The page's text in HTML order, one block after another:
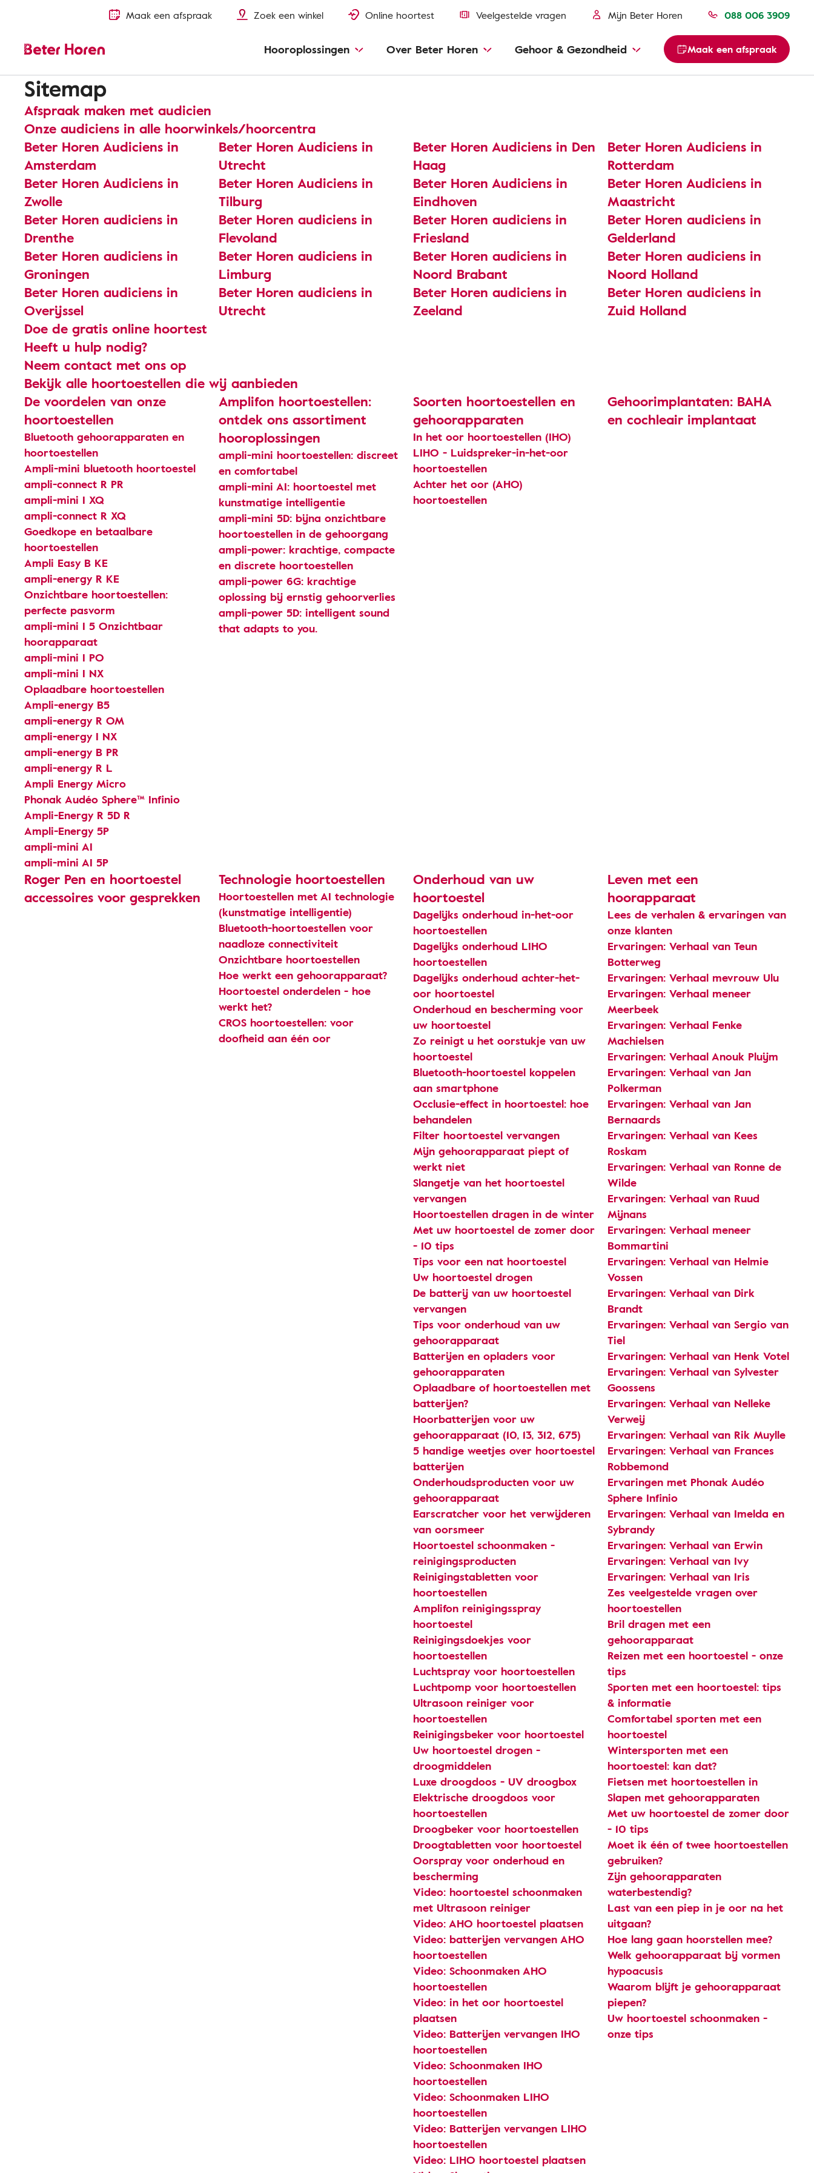
Maak een afspraak Zoek een winkel Online hoortest Veelgestelde vragen Mijn Beter Horen 088 006 3909
Hooroplossingen Over Beter Horen Gehoor & Gezondheid Maak een afspraak
Sitemap
Afspraak maken met audicien
Onze audiciens in alle hoorwinkels/hoorcentra
Beter Horen Audiciens in
Amsterdam
Beter Horen Audiciens in
Utrecht
Beter Horen Audiciens in Den
Haag
Beter Horen Audiciens in
Rotterdam
Beter Horen Audiciens in
Zwolle
Beter Horen Audiciens in
Tilburg
Beter Horen Audiciens in
Eindhoven
Beter Horen Audiciens in
Maastricht
Beter Horen audiciens in
Drenthe
Beter Horen audiciens in
Flevoland
Beter Horen audiciens in
Friesland
Beter Horen audiciens in
Gelderland
Beter Horen audiciens in
Groningen
Beter Horen audiciens in
Limburg
Beter Horen audiciens in
Noord Brabant
Beter Horen audiciens in
Noord Holland
Beter Horen audiciens in
Overijssel
Beter Horen audiciens in
Utrecht
Beter Horen audiciens in
Zeeland
Beter Horen audiciens in
Zuid Holland
Doe de gratis online hoortest
Heeft u hulp nodig?
Neem contact met ons op
Bekijk alle hoortoestellen die wij aanbieden
De voordelen van onze
hoortoestellen
Bluetooth gehoorapparaten en
hoortoestellen
Ampli-mini bluetooth hoortoestel
ampli-connect R PR
ampli-mini I XQ
ampli-connect R XQ
Goedkope en betaalbare
hoortoestellen
Ampli Easy B KE
ampli-energy R KE
Onzichtbare hoortoestellen:
perfecte pasvorm
ampli-mini I 5 Onzichtbaar
hoorapparaat
ampli-mini I PO
ampli-mini I NX
Oplaadbare hoortoestellen
Ampli-energy B5
ampli-energy R OM
ampli-energy I NX
ampli-energy B PR
ampli-energy R L
Ampli Energy Micro
Phonak Audéo Sphere™ Infinio
Ampli-Energy R 5D R​
Ampli-Energy 5P​
ampli-mini AI
ampli-mini AI 5P
Amplifon hoortoestellen:
ontdek ons assortiment
hooroplossingen
ampli-mini hoortoestellen: discreet
en comfortabel
ampli-mini AI: hoortoestel met
kunstmatige intelligentie
ampli-mini 5D: bijna onzichtbare
hoortoestellen in de gehoorgang
ampli-power: krachtige, compacte
en discrete hoortoestellen
ampli-power 6G: krachtige
oplossing bij ernstig gehoorverlies
ampli-power 5D: intelligent sound
that adapts to you.
Soorten hoortoestellen en
gehoorapparaten
In het oor hoortoestellen (IHO)
LIHO - Luidspreker-in-het-oor
hoortoestellen
Achter het oor (AHO)
hoortoestellen
Gehoorimplantaten: BAHA
en cochleair implantaat
Roger Pen en hoortoestel
accessoires voor gesprekken
Technologie hoortoestellen
Hoortoestellen met AI technologie
(kunstmatige intelligentie)
Bluetooth-hoortoestellen voor
naadloze connectiviteit
Onzichtbare hoortoestellen
Hoe werkt een gehoorapparaat?
Hoortoestel onderdelen - hoe
werkt het?
CROS hoortoestellen: voor
doofheid aan één oor
Onderhoud van uw
hoortoestel
Dagelijks onderhoud in-het-oor
hoortoestellen
Dagelijks onderhoud LIHO
hoortoestellen
Dagelijks onderhoud achter-het-
oor hoortoestel
Onderhoud en bescherming voor
uw hoortoestel
Zo reinigt u het oorstukje van uw
hoortoestel
Bluetooth-hoortoestel koppelen
aan smartphone
Occlusie-effect in hoortoestel: hoe
behandelen
Filter hoortoestel vervangen
Mijn gehoorapparaat piept of
werkt niet
Slangetje van het hoortoestel
vervangen
Hoortoestellen dragen in de winter
Met uw hoortoestel de zomer door
- 10 tips
Tips voor een nat hoortoestel
Uw hoortoestel drogen
De batterij van uw hoortoestel
vervangen
Tips voor onderhoud van uw
gehoorapparaat
Batterijen en opladers voor
gehoorapparaten
Oplaadbare of hoortoestellen met
batterijen?
Hoorbatterijen voor uw
gehoorapparaat (10, 13, 312, 675)
5 handige weetjes over hoortoestel
batterijen
Onderhoudsproducten voor uw
gehoorapparaat
Earscratcher voor het verwijderen
van oorsmeer
Hoortoestel schoonmaken -
reinigingsproducten
Reinigingstabletten voor
hoortoestellen
Amplifon reinigingsspray
hoortoestel
Reinigingsdoekjes voor
hoortoestellen
Luchtspray voor hoortoestellen
Luchtpomp voor hoortoestellen
Ultrasoon reiniger voor
hoortoestellen
Reinigingsbeker voor hoortoestel
Uw hoortoestel drogen -
droogmiddelen
Luxe droogdoos - UV droogbox
Elektrische droogdoos voor
hoortoestellen
Droogbeker voor hoortoestellen
Droogtabletten voor hoortoestel
Oorspray voor onderhoud en
bescherming
Video: hoortoestel schoonmaken
met Ultrasoon reiniger
Video: AHO hoortoestel plaatsen
Video: batterijen vervangen AHO
hoortoestellen
Video: Schoonmaken AHO
hoortoestellen
Video: in het oor hoortoestel
plaatsen
Video: Batterijen vervangen IHO
hoortoestellen
Video: Schoonmaken IHO
hoortoestellen
Video: Schoonmaken LIHO
hoortoestellen
Video: Batterijen vervangen LIHO
hoortoestellen
Video: LIHO hoortoestel plaatsen
Leven met een
hoorapparaat
Lees de verhalen & ervaringen van
onze klanten
Ervaringen: Verhaal van Teun
Botterweg
Ervaringen: Verhaal mevrouw Ulu
Ervaringen: Verhaal meneer
Meerbeek
Ervaringen: Verhaal Fenke
Machielsen
Ervaringen: Verhaal Anouk Pluijm
Ervaringen: Verhaal van Jan
Polkerman
Ervaringen: Verhaal van Jan
Bernaards
Ervaringen: Verhaal van Kees
Roskam
Ervaringen: Verhaal van Ronne de
Wilde
Ervaringen: Verhaal van Ruud
Mijnans
Ervaringen: Verhaal meneer
Bommartini
Ervaringen: Verhaal van Helmie
Vossen
Ervaringen: Verhaal van Dirk
Brandt
Ervaringen: Verhaal van Sergio van
Tiel
Ervaringen: Verhaal van Henk Votel
Ervaringen: Verhaal van Sylvester
Goossens
Ervaringen: Verhaal van Nelleke
Verweij
Ervaringen: Verhaal van Rik Muylle
Ervaringen: Verhaal van Frances
Robbemond
Ervaringen met Phonak Audéo
Sphere Infinio
Ervaringen: Verhaal van Imelda en
Sybrandy
Ervaringen: Verhaal van Erwin
Ervaringen: Verhaal van Ivy
Ervaringen: Verhaal van Iris
Zes veelgestelde vragen over
hoortoestellen
Bril dragen met een
gehoorapparaat
Reizen met een hoortoestel - onze
tips
Sporten met een hoortoestel: tips
& informatie
Comfortabel sporten met een
hoortoestel
Wintersporten met een
hoortoestel: kan dat?
Fietsen met hoortoestellen in
Slapen met gehoorapparaten
Met uw hoortoestel de zomer door
- 10 tips
Moet ik één of twee hoortoestellen
gebruiken?
Zijn gehoorapparaten
waterbestendig?
Last van een piep in je oor na het
uitgaan?
Hoe lang gaan hoorstellen mee?
Welk gehoorapparaat bij vormen
hypoacusis
Waarom blijft je gehoorapparaat
piepen?
Uw hoortoestel schoonmaken -
onze tips